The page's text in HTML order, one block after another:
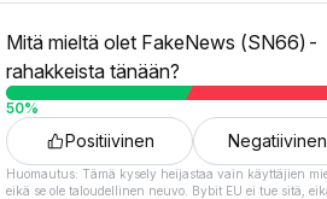
Mitä mieltä olet FakeNews (SN66)-
rahakkeista tänään?
50%
Positiivinen Negatiivinen
Huomautus: Tämä kysely heijastaa vain käyttäjien
eikä se ole taloudellinen neuvo. Bybit EU ei tue sitä,